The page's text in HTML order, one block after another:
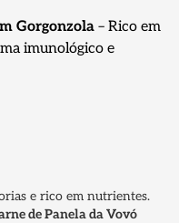
Gorgonzola – Rico em
imunológico e
e rico em nutrientes.
de Panela da Vovó